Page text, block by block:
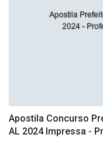
Apostila Concurso
AL 2024 Impressa -